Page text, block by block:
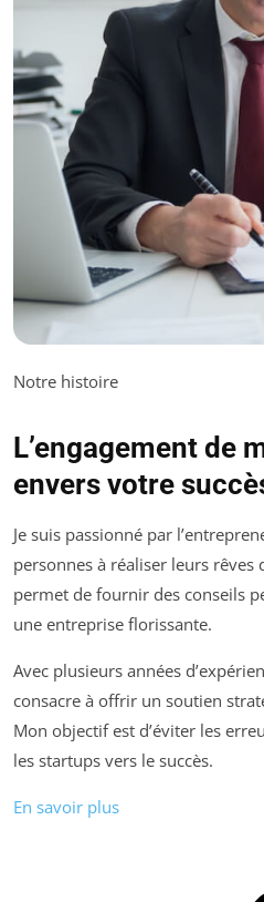
Notre histoire
L’engagement de
envers votre
Je suis passionné par
personnes à réaliser leurs rêves
permet de fournir des conseils
une entreprise florissante.
Avec plusieurs années
consacre à offrir un soutien
Mon objectif est d’éviter les
les startups vers le succès.
En savoir plus